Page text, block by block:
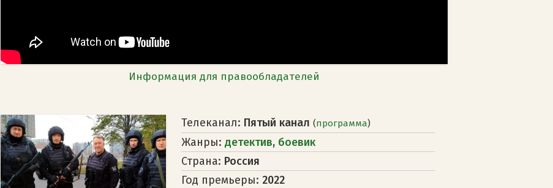
Информация для правообладателей
Телеканал: Пятый канал (программа)
Жанры: детектив, боевик
Страна: Россия
Год премьеры: 2022